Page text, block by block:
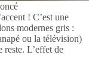
! C’est une
modernes gris :
ou la télévision)
reste. L’effet de